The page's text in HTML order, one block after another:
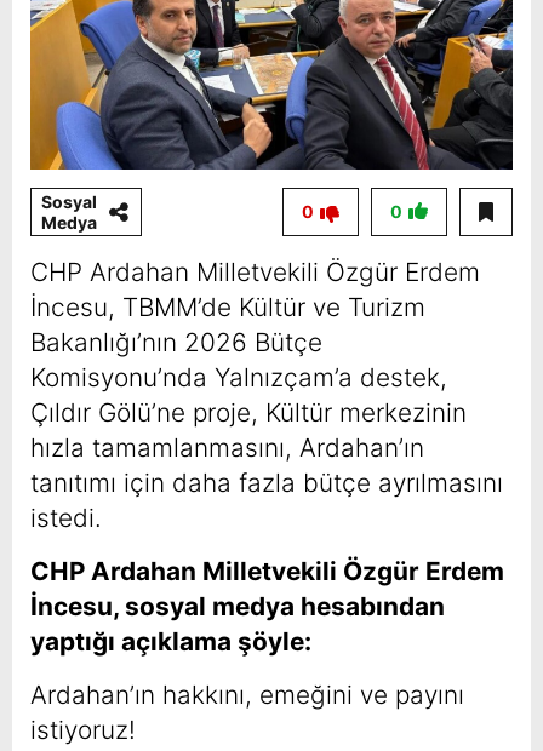
Sosyal
Medya
0
0
CHP Ardahan Milletvekili Özgür Erdem
İncesu, TBMM’de Kültür ve Turizm
Bakanlığı’nın 2026 Bütçe
Komisyonu’nda Yalnızçam’a destek,
Çıldır Gölü’ne proje, Kültür merkezinin
hızla tamamlanmasını, Ardahan’ın
tanıtımı için daha fazla bütçe ayrılmasını
istedi.
CHP Ardahan Milletvekili Özgür Erdem
İncesu, sosyal medya hesabından
yaptığı açıklama şöyle:
Ardahan’ın hakkını, emeğini ve payını
istiyoruz!